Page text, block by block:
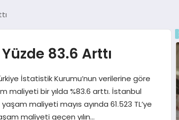
83.6 Arttı
İstatistik Kurumu’nun verilerine göre
maliyeti bir yılda %83.6 arttı. İstanbul
maliyeti mayıs ayında 61.523 TL’ye
maliyeti geçen yılın…